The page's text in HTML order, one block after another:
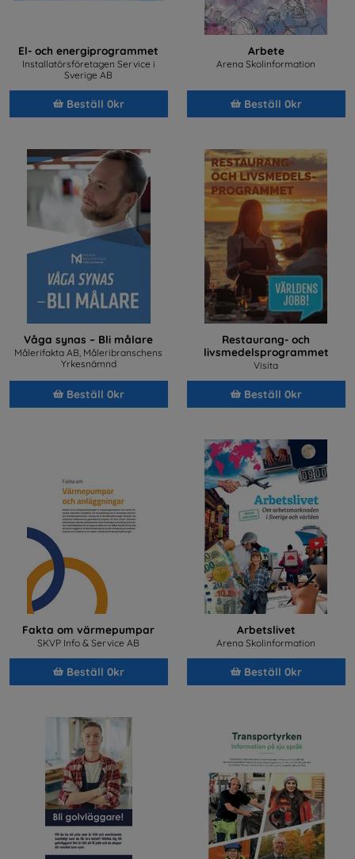
El- och energiprogrammet
Installatörsföretagen Service i
Sverige AB
Beställ 0kr
Arbete
Arena Skolinformation
Beställ 0kr
Våga synas – Bli målare
Målerifakta AB, Måleribranschens
Yrkesnämnd
Beställ 0kr
Restaurang- och
livsmedelsprogrammet
Visita
Beställ 0kr
Fakta om värmepumpar
SKVP Info & Service AB
Beställ 0kr
Arbetslivet
Arena Skolinformation
Beställ 0kr